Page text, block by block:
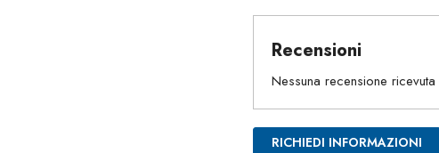
Recensioni
Nessuna recensione ricevuta
RICHIEDI INFORMAZIONI